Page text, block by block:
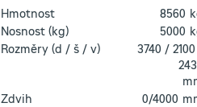
Hmotnost 8560
Nosnost (kg)
5000
Rozměry (d / š / v)
3740 /
Zdvih
0/4000